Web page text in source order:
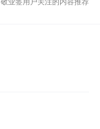
敬业签用户关注的内容推荐